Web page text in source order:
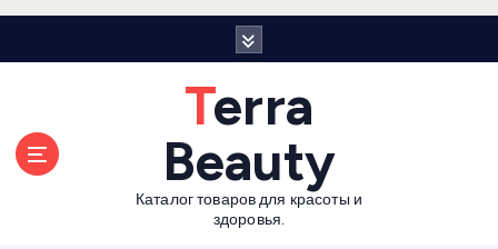
Terra
Beauty
Каталог товаров для красоты и
здоровья.